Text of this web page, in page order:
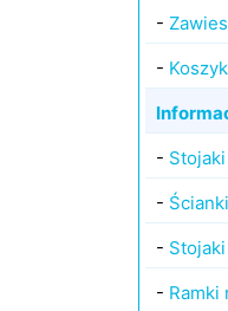
-
-
-
-
-
- Ramki